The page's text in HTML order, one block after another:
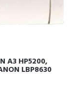
A3 HP5200,
LBP8630